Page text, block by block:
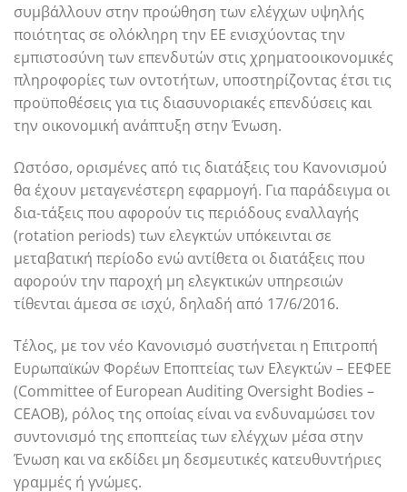
συμβάλλουν στην προώθηση των ελέγχων υψηλής
ποιότητας σε ολόκληρη την ΕΕ ενισχύοντας την
εμπιστοσύνη των επενδυτών στις χρηματοοικονομικές
πληροφορίες των οντοτήτων, υποστηρίζοντας έτσι τις
προϋποθέσεις για τις διασυνοριακές επενδύσεις και
την οικονομική ανάπτυξη στην Ένωση.
Ωστόσο, ορισμένες από τις διατάξεις του Κανονισμού
θα έχουν μεταγενέστερη εφαρμογή. Για παράδειγμα οι
δια-τάξεις που αφορούν τις περιόδους εναλλαγής
(rotation periods) των ελεγκτών υπόκεινται σε
μεταβατική περίοδο ενώ αντίθετα οι διατάξεις που
αφορούν την παροχή μη ελεγκτικών υπηρεσιών
τίθενται άμεσα σε ισχύ, δηλαδή από 17/6/2016.
Τέλος, με τον νέο Κανονισμό συστήνεται η Επιτροπή
Ευρωπαϊκών Φορέων Εποπτείας των Ελεγκτών – ΕΕΦΕΕ
(Committee of European Auditing Oversight Bodies –
CEAOB), ρόλος της οποίας είναι να ενδυναμώσει τον
συντονισμό της εποπτείας των ελέγχων μέσα στην
Ένωση και να εκδίδει μη δεσμευτικές κατευθυντήριες
γραμμές ή γνώμες.